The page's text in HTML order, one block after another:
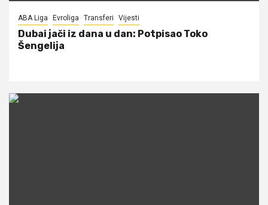
ABA Liga Evroliga Transferi Vijesti
Dubai jači iz dana u dan: Potpisao Toko
Šengelija